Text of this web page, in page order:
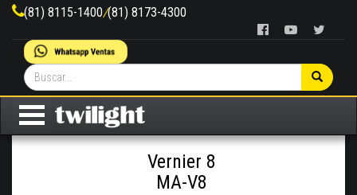
(81) 8115-1400/(81) 8173-4300
Vernier 8
MA-V8